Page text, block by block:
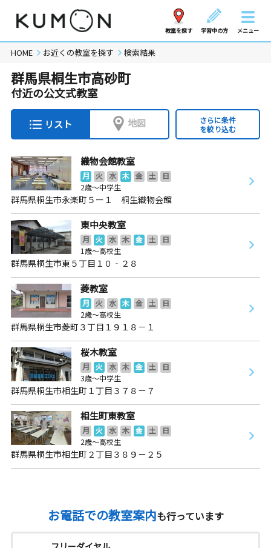
教室を探す 学習中の方 メニュー
HOME お近くの教室を探す 検索結果
群馬県桐生市高砂町
付近の公文式教室
リスト 地図
さらに条件
を絞り込む
織物会館教室
月 火 水 木 金 土
日
2歳～中学生
群馬県桐生市永楽町５ー１ 桐生織物会館
東中央教室
月 火 水 木 金 土
日
1歳～高校生
群馬県桐生市東５丁目１０‐２８
菱教室
月 火 水 木 金 土
日
2歳～高校生
群馬県桐生市菱町３丁目１９１８－１
桜木教室
月 火 水 木 金 土
日
3歳～中学生
群馬県桐生市相生町１丁目３７８－７
相生町東教室
月 火 水 木 金 土
日
2歳～高校生
群馬県桐生市相生町２丁目３８９－２５
お電話での教室案内も行っています